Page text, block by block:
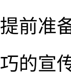
提前准
巧的宣